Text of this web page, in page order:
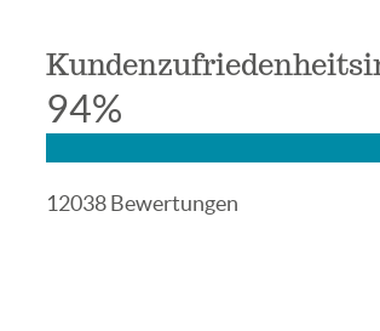
94%
12038 Bewertungen